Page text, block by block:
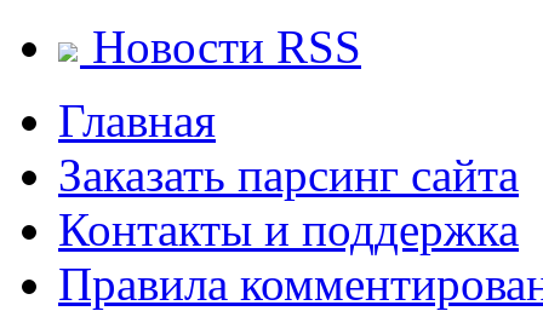
Новости RSS
Главная
Заказать парсинг сайта
Контакты и поддержка
Правила